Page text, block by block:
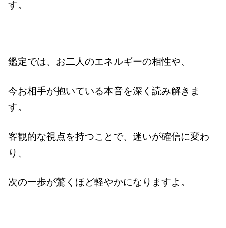
す。
鑑定では、お二人のエネルギーの相性や、
今お相手が抱いている本音を深く読み解きま
す。
客観的な視点を持つことで、迷いが確信に変わ
り、
次の一歩が驚くほど軽やかになりますよ。